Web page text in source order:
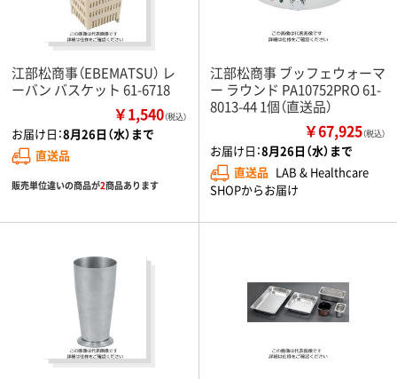
江部松商事（EBEMATSU） レ
ーバン バスケット 61-6718
￥1,540（税込）
お届け日：8月26日（水）まで
直送品
販売単位違いの商品が2商品あります
江部松商事 ブッフェウォーマ
ー ラウンド PA10752PRO 61-
8013-44 1個（直送品）
￥67,925（税込）
お届け日：8月26日（水）まで
直送品 LAB & Healthcare
SHOPからお届け